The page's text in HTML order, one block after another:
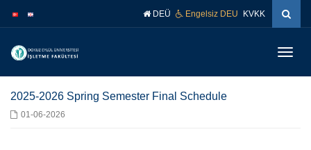
atla
atla
DEÜ Engelsiz DEU KVKK
2025-2026 Spring Semester Final Schedule
01-06-2026